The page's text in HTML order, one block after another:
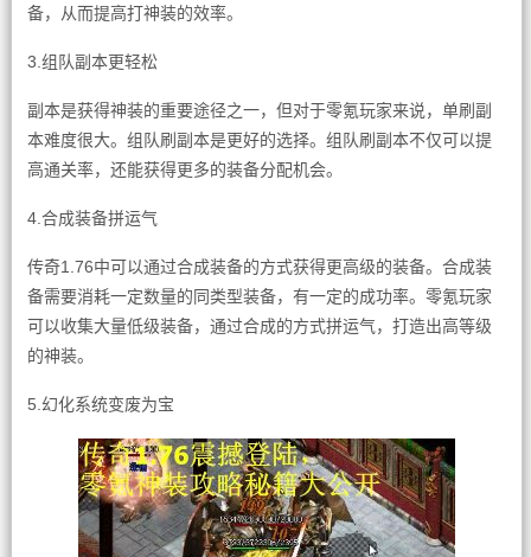
备，从而提高打神装的效率。
3.组队副本更轻松
副本是获得神装的重要途径之一，但对于零氪玩家来说，单刷副
本难度很大。组队刷副本是更好的选择。组队刷副本不仅可以提
高通关率，还能获得更多的装备分配机会。
4.合成装备拼运气
传奇1.76中可以通过合成装备的方式获得更高级的装备。合成装
备需要消耗一定数量的同类型装备，有一定的成功率。零氪玩家
可以收集大量低级装备，通过合成的方式拼运气，打造出高等级
的神装。
5.幻化系统变废为宝